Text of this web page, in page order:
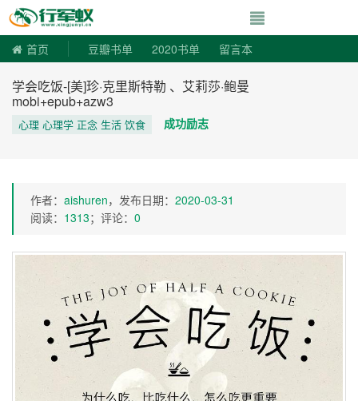
寻书令|走向自
首页 豆瓣书单 2020书单 留言本
学会吃饭-[美]珍·克里斯特勒 、艾莉莎·鲍曼
mobi+epub+azw3
心理 心理学 正念 生活 饮食 成功励志
作者： aishuren，发布日期： 2020-03-31
阅读： 1313；评论： 0